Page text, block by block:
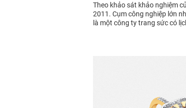
Theo khảo sát khảo nghiệm
2011. Cụm công nghiệp lớn
là một công ty trang sức có